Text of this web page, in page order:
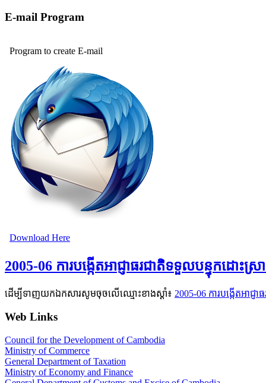
E-mail Program
Program to create E-mail
Download Here
2005-06 ការបង្កើតអាជ្ញាធរជាតិទទួលបន្ទុកដោះស្
ដើម្បីទាញយកឯកសារសូមចុចលើឈ្មោះខាងស្តាំ៖ 2005-06 ការបង្កើតអាជ្
Web Links
Council for the Development of Cambodia
Ministry of Commerce
General Department of Taxation
Ministry of Economy and Finance